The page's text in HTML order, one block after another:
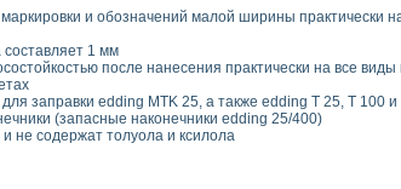
и обозначений малой ширины практически
составляет 1 мм
после нанесения практически на все виды
заправки edding MTK 25, а также edding T 25, T 100 и
(запасные наконечники edding 25/400)
не содержат толуола и ксилола